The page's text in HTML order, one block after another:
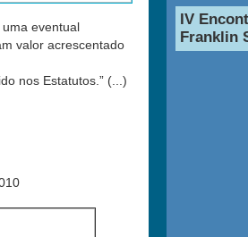
IV
Franklin
eventual
valor acrescentado
nos Estatutos.” (...)